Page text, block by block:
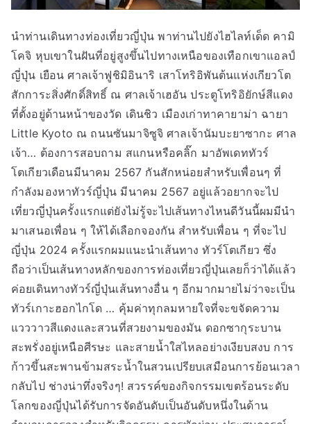
นำท่านเดินทางท่องเที่ยวญี่ปุ่น พาท่านไปยังไฮไลท์เด็ด คามิ
โคจิ หุบเขาในฝันที่อยู่สูงขึ้นไปทางเหนือของเทือกเขาแอลป์
ญี่ปุ่น เยือน ศาลเจ้าฟูชิมิอินาริ เสาโทริอิพันต้นแห่งเกียวโต
สักการะสิ่งศักดิ์สิทธิ์ ณ ศาลเจ้าเฮอัน ประตูโทริอิยักษ์สีแดง
ที่ตั้งอยู่ด้านหน้าของวัด เดินชิว เมืองเก่าทาคายาม่า ฉายา
Little Kyoto ณ ถนนซันมาจิซูจิ ศาลเจ้านัมบะยาซากะ ศาล
เจ้า… ต้องการสอบถาม สแกนหรือคลิ๊ก มาอัพเดททัวร์
โตเกียวเดือนมีนาคม 2567 กันสักหน่อยสำหรับเพื่อนๆ ที่
กำลังมองหาทัวร์ญี่ปุ่น มีนาคม 2567 อยู่แล้วอยากจะไป
เที่ยวญี่ปุ่นครั้งแรกแต่ยังไม่รู้จะไปเส้นทางไหนดีวันนี้ผมมีนำ
มาเสนอเพื่อน ๆ ให้ได้เลือกจองกัน สำหรับเพื่อน ๆ ที่จะไป
ญี่ปุ่น 2024 ครั้งแรกผมแนะนำเส้นทาง ทัวร์โตเกียว ซึ่ง
ถือว่าเป็นเส้นทางหลักของการท่องเที่ยวญี่ปุ่นเลยก็ว่าได้แล้ว
ค่อยเดินทางทัวร์ญี่ปุ่นเส้นทางอื่น ๆ อีกมากมายไม่ว่าจะเป็น
ทัวร์เกาะฮอกไกโด … คุ้มค่าทุกลมหายใจที่จะขจัดความ
แวววาวสีแดงและสวนที่สวยงามของมัน ดอกซากุระบาน
สะพรั่งอยู่เหนือศีรษะ และสายน้ำใสไหลอย่างเงียบสงบ การ
ก้าวขึ้นสะพานข้ามสระน้ำในสวนเปรียบเสมือนการย้อนเวลา
กลับไป ช่างน่าทึ่งจริงๆ! สวรรค์ของกิจกรรมเขตร้อนระดับ
โลกของญี่ปุ่นได้รับการจัดอันดับเป็นอันดับหนึ่งในด้าน